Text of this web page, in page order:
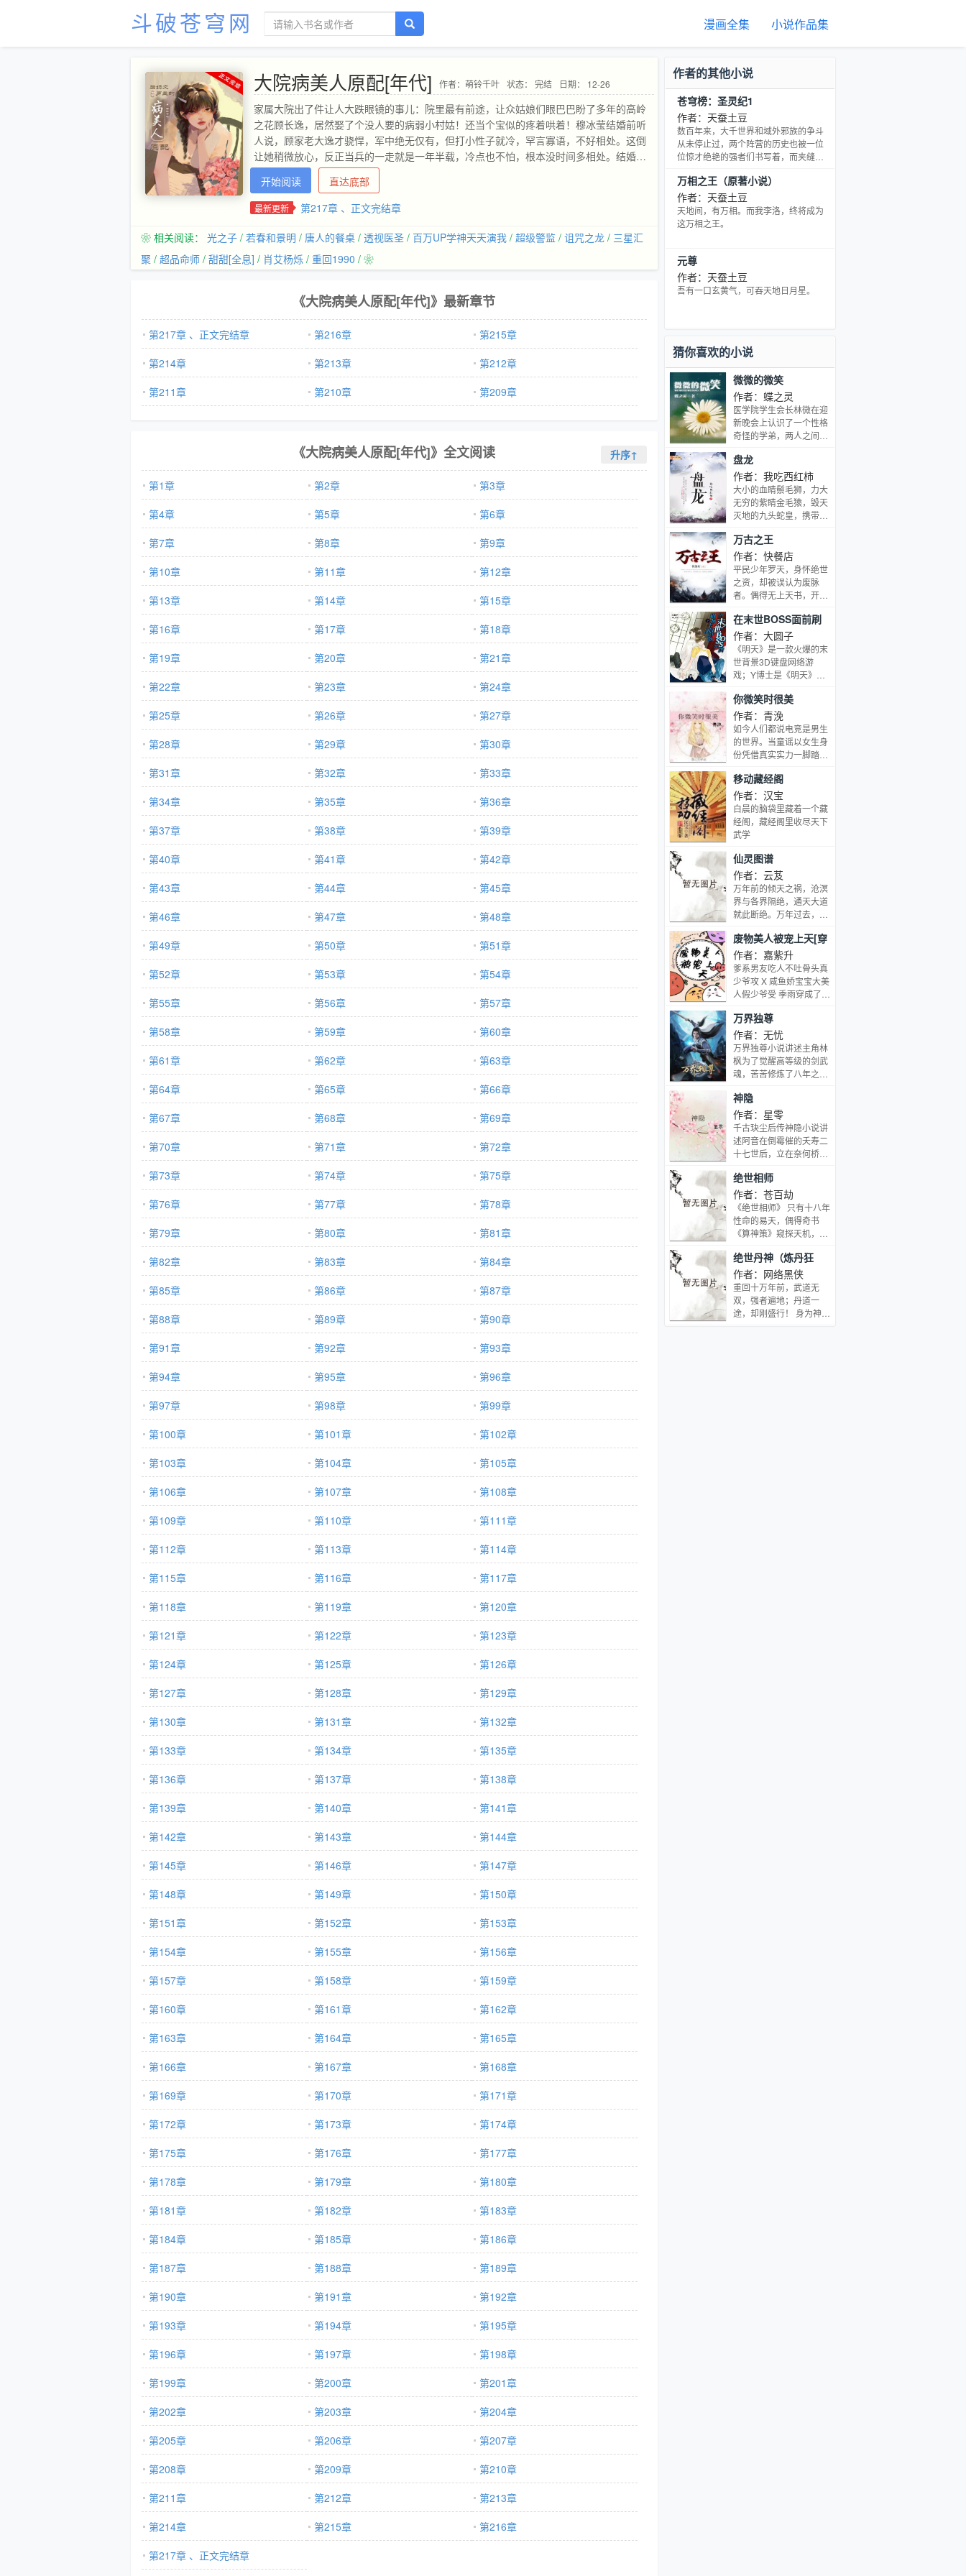
斗破苍穹网 漫画全集 小说作品集
大院病美人原配[年代] 作者：萌铃千叶 状态： 完结 日期： 12-26
家属大院出了件让人大跌眼镜的事儿：院里最有前途，让众姑娘们眼巴巴盼了多年的高岭
之花顾长逸，居然娶了个没人要的病弱小村姑！还当个宝似的疼着哄着！穆冰莹结婚前听
人说，顾家老大逸才骁悍，军中绝无仅有，但打小性子就冷，罕言寡语，不好相处。这倒
让她稍微放心，反正当兵的一走就是一年半载，冷点也不怕，根本没时间多相处。结婚半
个月，耳边没有一刻清净。穆冰莹看着喋喋不休，越来越黏人，走哪都要带上她的男人，
仰头望天。之前究竟是谁传的谣言！上辈子穆冰莹早逝，顾长逸执念至深，意外重生，同
时得知自己原来是一本后妈对照组文的男主，女主是他会后娶的隔壁战友的前妻顾长逸立
了，一度让他苦恼难办◆甜爽系列◆◆事业爽，爱情甜◆◆家长里短◆注：第一章是男主
视角，后面都是女主视角。…
开始阅读 直达底部
最新更新 第217章 、正文完结章
❀ 相关阅读： 光之子 / 若春和景明 / 唐人的餐桌 / 透视医圣 / 百万UP学神天天演我 / 超级警监 / 诅咒之龙 / 三星汇
聚 / 超品命师 / 甜甜[全息] / 肖艾杨烁 / 重回1990 / ❀
《大院病美人原配[年代]》最新章节
第217章 、正文完结章 第216章
第215章
第214章
第213章
第212章
第211章
第210章 第209章
《大院病美人原配[年代]》全文阅读 升序↑
第1章 第2章
第3章
第4章
第5章
第6章
第7章
第8章
第9章
第10章
第11章
第12章
第13章
第14章
第15章
第16章
第17章
第18章
第19章
第20章
第21章
第22章
第23章
第24章
第25章
第26章
第27章
第28章
第29章
第30章
第31章
第32章
第33章
第34章
第35章
第36章
第37章
第38章
第39章
第40章
第41章
第42章
第43章
第44章
第45章
第46章
第47章
第48章
第49章
第50章
第51章
第52章
第53章
第54章
第55章
第56章
第57章
第58章
第59章
第60章
第61章
第62章
第63章
第64章
第65章
第66章
第67章
第68章
第69章
第70章
第71章
第72章
第73章
第74章
第75章
第76章
第77章
第78章
第79章
第80章
第81章
第82章
第83章
第84章
第85章
第86章
第87章
第88章
第89章
第90章
第91章
第92章
第93章
第94章
第95章
第96章
第97章
第98章
第99章
第100章
第101章
第102章
第103章
第104章
第105章
第106章
第107章
第108章
第109章
第110章
第111章
第112章
第113章
第114章
第115章
第116章
第117章
第118章
第119章
第120章
第121章
第122章
第123章
第124章
第125章
第126章
第127章
第128章
第129章
第130章
第131章
第132章
第133章
第134章
第135章
第136章
第137章
第138章
第139章
第140章
第141章
第142章
第143章
第144章
第145章
第146章
第147章
第148章
第149章
第150章
第151章
第152章
第153章
第154章
第155章
第156章
第157章
第158章
第159章
第160章
第161章
第162章
第163章
第164章
第165章
第166章
第167章
第168章
第169章
第170章
第171章
第172章
第173章
第174章
第175章
第176章
第177章
第178章
第179章
第180章
第181章
第182章
第183章
第184章
第185章
第186章
第187章
第188章
第189章
第190章
第191章
第192章
第193章
第194章
第195章
第196章
第197章
第198章
第199章
第200章
第201章
第202章
第203章
第204章
第205章
第206章
第207章
第208章
第209章
第210章
第211章
第212章
第213章
第214章
第215章
第216章
第217章 、正文完结章
作者的其他小说
苍穹榜：圣灵纪1
作者：天蚕土豆
数百年来，大千世界和域外邪族的争斗
从未停止过，两个阵营的历史也被一位
位惊才绝艳的强者们书写着，而夹缝求
厚重的历史上始终刻不下一段属于自己
的痕迹。 在域外邪族的高压政策下，邪
灵族人们被迫加入了战争，他们终也会
成为了战争的牺牲品。因为人类历史上
他们同仇敌忾，披荆斩棘 大主宰牧尘率
强者正式对邪族宣战！ 武祖林动率武境
强者正式对邪族宣战！ 炎帝萧炎率无尽
火域强者正式对邪族宣战！ 强者们光复
万相之王（原著小说）
作者：天蚕土豆
天地间，有万相。而我李洛，终将成为
这万相之王。
元尊
作者：天蚕土豆
吾有一口玄黄气，可吞天地日月星。
猜你喜欢的小说
微微的微笑
作者：蝶之灵
医学院学生会长林微在迎
新晚会上认识了一个性格
奇怪的学弟，两人之间从
事。他们的青春年代，梦
想与爱情。习惯独立，风
度翩翩，亲切温和的林微
学长嚣张孤傲，热情似
火，邪恶独特的敬文学弟
静美丽的御姐温婷；冷漠
痴情的才子萧凡；还有个
变态的始祖叶敬辉。一群
人嬉笑怒骂，共同上演了
“合久必分，分久又合，
相爱多年，伤害多年”的
狗血戏码摸爬打滚遍体鳞
伤时，也终于明白了男人
之间河蟹的相处方式——
接吻的激情，只延续几
秒；做爱的快感，只延续
几分钟而牵手的信任，却
可以，一辈子……内容标
签：强强情有独钟年下
盘龙
作者：我吃西红柿
大小的血睛鬃毛狮，力大
无穷的紫睛金毛猿，毁天
灭地的九头蛇皇，携带着
无奇不有，这是一个广博
的魔幻世界。强者可以站
在黑色巨龙的头顶遨游天
际，恐怖的魔法可以焚烧
江河，可以毁灭城池，可
了一个拥有盘龙戒指的少
年的梦幻旅程。
万古之王
作者：快餐店
平民少年罗天，身怀绝世
之资，却被误认为废脉
者。偶得无上天书，开启
一飞冲天，震烁万古。 从
世俗底层，到万界诸天，
横压当世天骄，纵横万千
宗门，睥睨神话万族，成
就不朽不灭永恒超脱的万
才流，非废材流。 ②已完
本《主宰之王》、《仙鸿
路》等作品，品质有保
证。
在末世BOSS面前刷
脸卡363天之后
作者：大圆子
《明天》是一款火爆的末
世背景3D键盘网络游
戏；Y博士是《明天》中
《明天》的一名普通玩
家，他还是一个深度反派
BOSS控；张知音天天上
游戏到BOSS面前刷脸
卡；差三天就要刷满三百
——穿越到没有玩家、极
度真实的《明天》世界
里。从此过上了白天用键
盘和鼠标调戏BOSS，晚
上在现实版明天中被丧尸
小怪和BOSS虐的忧伤日
子。BOSS攻VS知音受
你微笑时很美
作者：青浼
如今人们都说电竞是男生
的世界。当童谣以女生身
份凭借真实实力一脚踏入
赛中国赛区第一位正式女
电竞选手，面对质疑，面
对种种不便，在队友的支
持下克服困难，坚持不
懈，最终站在世界舞台，
区六年无冠的遗憾，让电
竞之梦绽放。 作者行文流
畅，以女性角度深入职业
圈，还原当今职业圈现
状，给读者展示电竞职业
的真实一面，人设立体声
动，剧情丰满精彩，充满
可读性。
移动藏经阁
作者：汉宝
白晨的脑袋里藏着一个藏
经阁，藏经阁里收尽天下
武学
仙灵图谱
作者：云芨
万年前的倾天之祸，沧溟
界与各界隔绝，通天大道
就此断绝。万年过去，第
言：通天之途开启，就在
此代！且看我，携仙灵图
谱，开通天之途。道有三
千，易有两极，上下四方
曰宇，往古来今曰宙宏大
年，四天万界，亿万生灵
炼气、筑基、结丹、元
婴……直至大乘无数生灵
在通天大道上挣扎着向
前，灵玉只是其中之一凭
借着一往无前的勇气与信
心，她披荆斩棘，踏上人
界的巅峰，直指通天大
道！
废物美人被宠上天[穿
书]
作者：嘉紫升
爹系男友吃人不吐骨头真
少爷攻 X 咸鱼娇宝宝大美
人假少爷受 季雨穿成了被
主是个废物草包，而季
雨...他是个漂亮点的废物
草包 兜里光秃秃的漂亮草
包在街头抓了个小哥，眼
巴巴地自荐：兄弟，请我
钢琴带上分都可以的！全
都华而不实的那种，心虚
jpg 结果后来对方成了他
爹粉，比他亲爹还过分的
那种 大型国民综艺临时加
人，据说是蒋家掉包的狸
猫，网上一蜂窝嘲讽节目
组想红想疯了 官博官宣照
片之后 ：其实爬个墙也不
是不可以 后来直播现场，
卷毛猫眼的少年仿佛古堡
里精致的小少爷，一手钢
琴弹得飞起，下棋写字样
样精通 ：md，说好的废
物呢？？真香 不信邪的黑
子准时蹲守节目组直播，
终于抓到废物美人的证据
料：小狸猫洗个碗把碗摔
万界独尊
作者：无忧
万界独尊小说讲述主角林
枫为了觉醒高等级的剑武
魂，苦苦修炼了八年之
魂的当天，被姬漫夭趁机
夺走了剑武魂，这差点导
致其吐血身亡，但也因此
激发了体内的凤凰血脉，
成为葬神之地的主人，而
难险阻，一步一步地茁壮
成长为受世人敬仰的强
者，最终登上了武道之
巅。林枫姬漫夭小说叫什
么名字？
神隐
作者：星零
千古玦尘后传神隐小说讲
述阿音在倒霉催的夭寿二
十七世后，立在奈何桥头
道。修言告诉她得了这么
个扫把星命只有两个可
能：一是她得罪了神界里
了不得的大人物，二是她
自己就是那个了不得的大
鼻，很久以后，阿音才知
修言这句回答没有错。只
可惜，千年后的三界八荒
里，早已没有了阿音。前
传《千古玦尘》
绝世相师
作者：苍百劫
《绝世相师》 只有十八年
性命的易天，偶得奇书
《算神策》窥探天机，从
斗，与妖斗，与天斗的劫
运之路！且看他如何成就
史上第一相师的称号！
绝世丹神（炼丹狂
潮）
作者：网络黑侠
重回十万年前，武道无
双，强者遍地；丹道一
途，却刚盛行！ 身为神级